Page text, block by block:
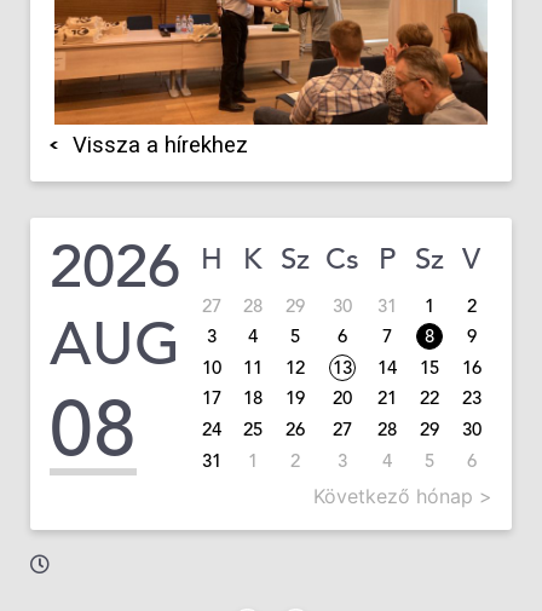
Vissza a hírekhez
2026
AUG
08
H K Sz Cs P Sz V
27 28 29 30 31 1
2
3
4 5 6 7 8
9
10
11 12 13 14 15
16
17
18 19 20 21 22
23
24
25 26 27 28 29
30
31
1 2 3 4 5 6
Következő hónap >